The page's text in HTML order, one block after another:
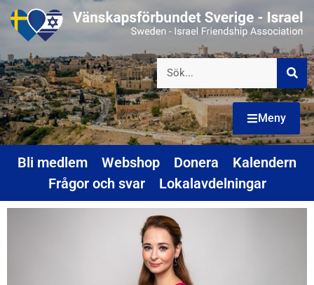
Meny
Bli medlem Webshop Donera
Kalendern
Frågor och svar
Lokalavdelningar